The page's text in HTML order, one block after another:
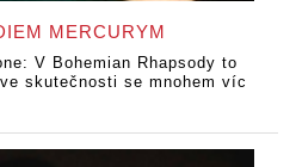
MERCURYM
V Bohemian Rhapsody to
skutečnosti se mnohem víc